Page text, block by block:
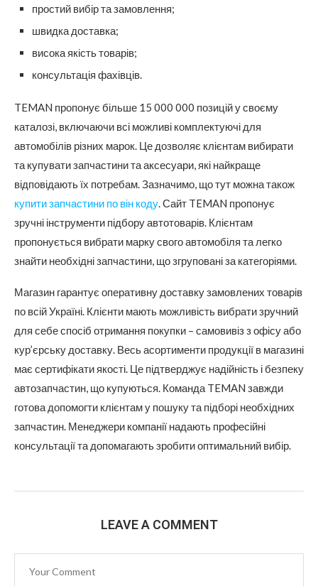
простий вибір та замовлення;
швидка доставка;
висока якість товарів;
консультація фахівців.
TEMAN пропонує більше 15 000 000 позицій у своєму
каталозі, включаючи всі можливі комплектуючі для
автомобілів різних марок. Це дозволяє клієнтам вибирати
та купувати запчастини та аксесуари, які найкраще
відповідають їх потребам. Зазначимо, що тут можна також
купити запчастини по він коду . Сайт TEMAN пропонує
зручні інструменти підбору автотоварів. Клієнтам
пропонується вибрати марку свого автомобіля та легко
знайти необхідні запчастини, що згруповані за категоріями.
Магазин гарантує оперативну доставку замовлених товарів
по всій Україні. Клієнти мають можливість вибрати зручний
для себе спосіб отримання покупки – самовивіз з офісу або
кур’єрську доставку. Весь асортименти продукції в магазині
має сертифікати якості. Це підтверджує надійність і безпеку
автозапчастин, що купуються. Команда TEMAN завжди
готова допомогти клієнтам у пошуку та підборі необхідних
запчастин. Менеджери компанії надають професійні
консультації та допомагають зробити оптимальний вибір.
LEAVE A COMMENT